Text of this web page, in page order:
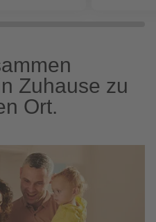
Zuhause zu
Ort.